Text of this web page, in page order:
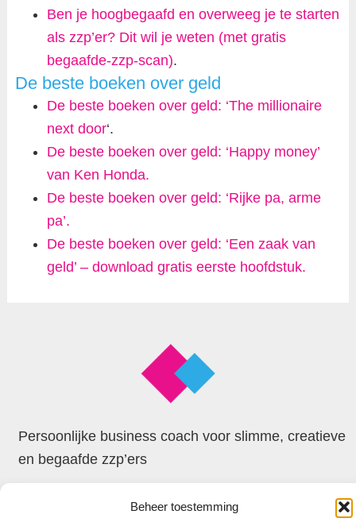
Beheer toestemming
Ben je hoogbegaafd en overweeg je te starten
als zzp’er? Dit wil je weten (met gratis
begaafde-zzp-scan).
De beste boeken over geld
De beste boeken over geld: ‘The millionaire
next door‘.
De beste boeken over geld: ‘Happy money’
van Ken Honda.
De beste boeken over geld: ‘Rijke pa, arme
pa’.
De beste boeken over geld: ‘Een zaak van
geld’ – download gratis eerste hoofdstuk.
Persoonlijke business coach voor slimme, creatieve
en begaafde zzp’ers
© 2026 Faxion